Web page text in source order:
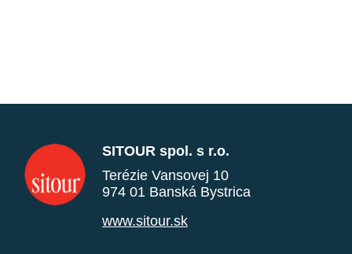
SITOUR spol. s r.o.
Terézie Vansovej 10
974 01 Banská Bystrica
www.sitour.sk